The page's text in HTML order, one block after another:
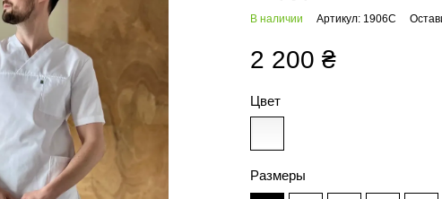
В наличии Артикул: 1906C
2 200 ₴
Цвет
Размеры